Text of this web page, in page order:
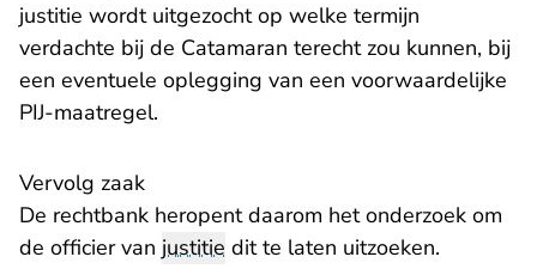
justitie wordt uitgezocht op welke termijn
verdachte bij de Catamaran terecht zou kunnen, bij
een eventuele oplegging van een voorwaardelijke
PIJ-maatregel.
Vervolg zaak
De rechtbank heropent daarom het onderzoek om
de officier van justitie dit te laten uitzoeken.